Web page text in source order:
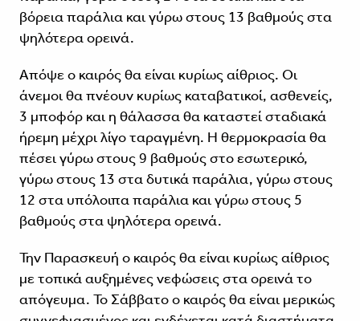
βόρεια παράλια και γύρω στους 13 βαθμούς στα
ψηλότερα ορεινά.
Απόψε ο καιρός θα είναι κυρίως αίθριος. Οι
άνεμοι θα πνέουν κυρίως καταβατικοί, ασθενείς,
3 μποφόρ και η θάλασσα θα καταστεί σταδιακά
ήρεμη μέχρι λίγο ταραγμένη. Η θερμοκρασία θα
πέσει γύρω στους 9 βαθμούς στο εσωτερικό,
γύρω στους 13 στα δυτικά παράλια, γύρω στους
12 στα υπόλοιπα παράλια και γύρω στους 5
βαθμούς στα ψηλότερα ορεινά.
Την Παρασκευή ο καιρός θα είναι κυρίως αίθριος
με τοπικά αυξημένες νεφώσεις στα ορεινά το
απόγευμα. Το Σάββατο ο καιρός θα είναι μερικώς